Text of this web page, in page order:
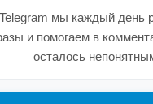
мы каждый день
и помогаем в
осталось